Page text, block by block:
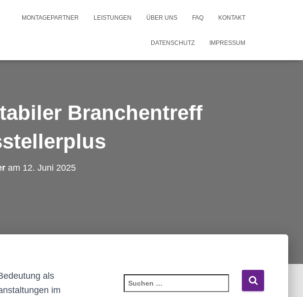
MONTAGEPARTNER LEISTUNGEN ÜBER UNS FAQ KONTAKT
DATENSCHUTZ IMPRESSUM
Branchentreff
am 12. Juni 2025
als
im
u